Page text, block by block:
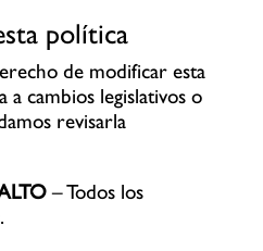
política
de modificar esta
a cambios legislativos o
revisarla
– Todos los